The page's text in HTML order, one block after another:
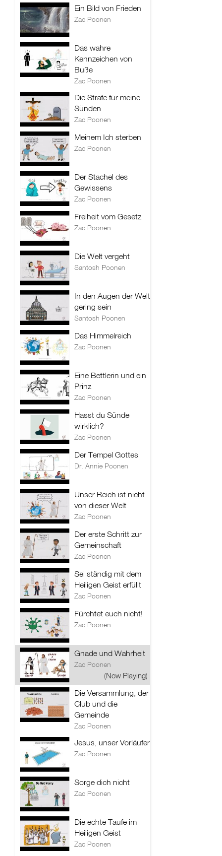
Ein Bild von Frieden
Zac Poonen
Das wahre
Kennzeichen von
Buße
Zac Poonen
Die Strafe für meine
Sünden
Zac Poonen
Meinem Ich sterben
Zac Poonen
Der Stachel des
Gewissens
Zac Poonen
Freiheit vom Gesetz
Zac Poonen
Die Welt vergeht
Santosh Poonen
In den Augen der Welt
gering sein
Santosh Poonen
Das Himmelreich
Zac Poonen
Eine Bettlerin und ein
Prinz
Zac Poonen
Hasst du Sünde
wirklich?
Zac Poonen
Der Tempel Gottes
Dr. Annie Poonen
Unser Reich ist nicht
von dieser Welt
Zac Poonen
Der erste Schritt zur
Gemeinschaft
Zac Poonen
Sei ständig mit dem
Heiligen Geist erfüllt
Zac Poonen
Fürchtet euch nicht!
Zac Poonen
Gnade und Wahrheit
Zac Poonen
(Now Playing)
Die Versammlung, der
Club und die
Gemeinde
Zac Poonen
Jesus, unser Vorläufer
Zac Poonen
Sorge dich nicht
Zac Poonen
Die echte Taufe im
Heiligen Geist
Zac Poonen